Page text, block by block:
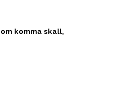
komma skall,